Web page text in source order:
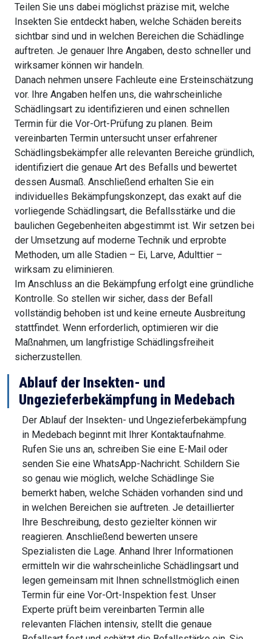
Teilen Sie uns dabei möglichst präzise mit, welche
Insekten Sie entdeckt haben, welche Schäden bereits
sichtbar sind und in welchen Bereichen die Schädlinge
auftreten. Je genauer Ihre Angaben, desto schneller und
wirksamer können wir handeln.
Danach nehmen unsere Fachleute eine Ersteinschätzung
vor. Ihre Angaben helfen uns, die wahrscheinliche
Schädlingsart zu identifizieren und einen schnellen
Termin für die Vor-Ort-Prüfung zu planen. Beim
vereinbarten Termin untersucht unser erfahrener
Schädlingsbekämpfer alle relevanten Bereiche gründlich,
identifiziert die genaue Art des Befalls und bewertet
dessen Ausmaß. Anschließend erhalten Sie ein
individuelles Bekämpfungskonzept, das exakt auf die
vorliegende Schädlingsart, die Befallsstärke und die
baulichen Gegebenheiten abgestimmt ist. Wir setzen bei
der Umsetzung auf moderne Technik und erprobte
Methoden, um alle Stadien – Ei, Larve, Adulttier –
wirksam zu eliminieren.
Im Anschluss an die Bekämpfung erfolgt eine gründliche
Kontrolle. So stellen wir sicher, dass der Befall
vollständig behoben ist und keine erneute Ausbreitung
stattfindet. Wenn erforderlich, optimieren wir die
Maßnahmen, um langfristige Schädlingsfreiheit
sicherzustellen.
Ablauf der Insekten- und
Ungezieferbekämpfung in Medebach
Der Ablauf der Insekten- und Ungezieferbekämpfung
in Medebach beginnt mit Ihrer Kontaktaufnahme.
Rufen Sie uns an, schreiben Sie eine E-Mail oder
senden Sie eine WhatsApp-Nachricht. Schildern Sie
so genau wie möglich, welche Schädlinge Sie
bemerkt haben, welche Schäden vorhanden sind und
in welchen Bereichen sie auftreten. Je detaillierter
Ihre Beschreibung, desto gezielter können wir
reagieren. Anschließend bewerten unsere
Spezialisten die Lage. Anhand Ihrer Informationen
ermitteln wir die wahrscheinliche Schädlingsart und
legen gemeinsam mit Ihnen schnellstmöglich einen
Termin für eine Vor-Ort-Inspektion fest. Unser
Experte prüft beim vereinbarten Termin alle
relevanten Flächen intensiv, stellt die genaue